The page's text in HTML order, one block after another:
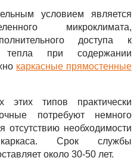
условием является
микроклимата,
доступа к
тепла при содержании
каркасные прямостенные
этих типов практически
потребуют немного
отсутствию необходимости
Срок службы
около 30-50 лет.